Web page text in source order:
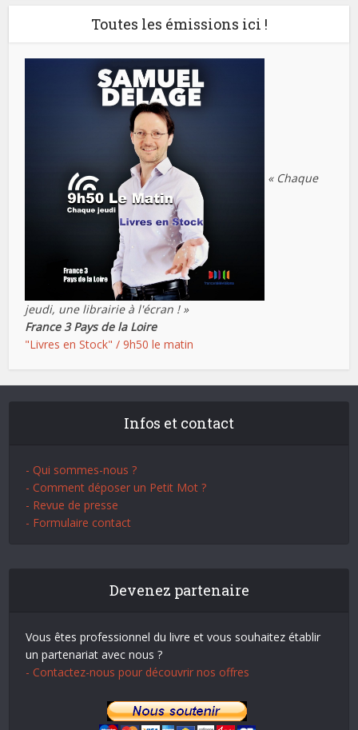
Toutes les émissions ici !
« Chaque
jeudi, une librairie à l'écran ! »
France 3 Pays de la Loire
"Livres en Stock" / 9h50 le matin
Infos et contact
- Qui sommes-nous ?
- Comment déposer un Petit Mot ?
- Revue de presse
- Formulaire contact
Devenez partenaire
Vous êtes professionnel du livre et vous souhaitez établir
un partenariat avec nous ?
- Contactez-nous pour découvrir nos offres